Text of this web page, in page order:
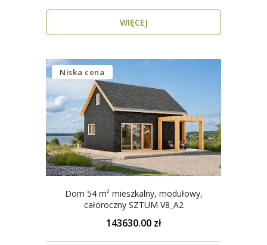
WIĘCEJ
Niska cena
Dom 54 m² mieszkalny, modułowy,
całoroczny SZTUM V8_A2
143630.00 zł